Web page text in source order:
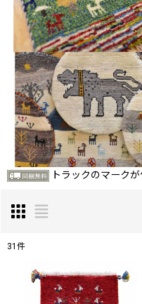
トラックのマーク
表示数
31 件